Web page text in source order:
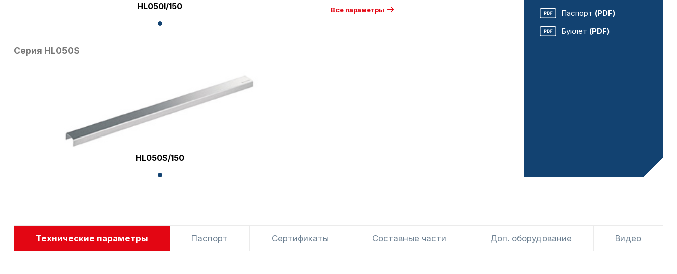
HL050I/150
Серия HL050S
HL050S/150
Все параметры
Паспорт (PDF)
Буклет (PDF)
Технические параметры Паспорт Сертификаты Составные части Доп. оборудование Видео